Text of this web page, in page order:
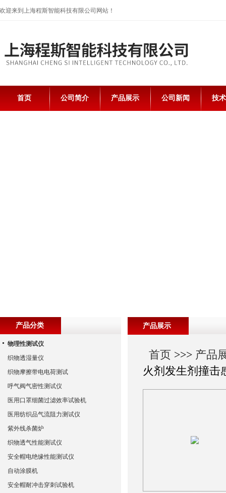
欢迎来到上海程斯智能科技有限公司网站！
首页 公司简介 产品展示 公司新闻 技
产品展示
首页 >>> 产品
火剂发生剂撞击
产品分类
物理性测试仪
织物透湿量仪
织物摩擦带电电荷测试
呼气阀气密性测试仪
医用口罩细菌过滤效率试验机
医用纺织品气流阻力测试仪
紫外线杀菌炉
织物透气性能测试仪
安全帽电绝缘性能测试仪
自动涂膜机
安全帽耐冲击穿刺试验机